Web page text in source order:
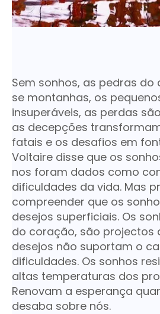
Sem sonhos, as pedras
se montanhas, os
insuperáveis, as perdas
as decepções
fatais e os desafios em
Voltaire disse que os
nos foram dados como
dificuldades da vida. Mas
compreender que os
desejos superficiais. Os
do coração, são projectos
desejos não suportam o
dificuldades. Os sonhos
altas temperaturas dos
Renovam a esperança
desaba sobre nós.